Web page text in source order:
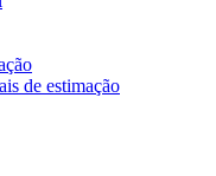
de estimação